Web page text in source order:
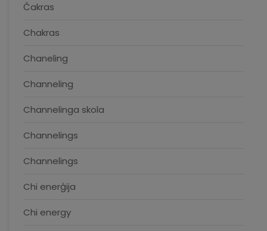
Čakras
Chakras
Chaneling
Channeling
Channelinga skola
Channelings
Channelings
Chi enerģija
Chi energy